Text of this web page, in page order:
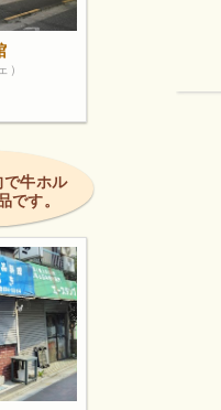
）
で牛ホル
です。